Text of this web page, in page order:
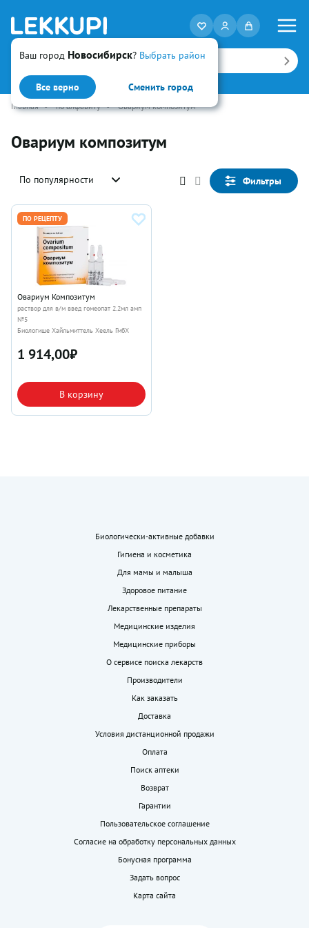
Ваш город Новосибирск? Выбрать район
Все верно Сменить город
Искать
Главная • по алфавиту • Овариум композитум
Овариум композитум
По популярности Фильтры
ПО РЕЦЕПТУ
Овариум Композитум
раствор для в/м введ гомеопат 2.2мл амп
№5
Биологише Хайльмиттель Хеель ГмбХ
1 914,00₽
В корзину
Биологически-активные добавки
Гигиена и косметика
Для мамы и малыша
Здоровое питание
Лекарственные препараты
Медицинские изделия
Медицинские приборы
О сервисе поиска лекарств
Производители
Как заказать
Доставка
Условия дистанционной продажи
Оплата
Поиск аптеки
Возврат
Гарантии
Пользовательское соглашение
Согласие на обработку персональных данных
Бонусная программа
Задать вопрос
Карта сайта